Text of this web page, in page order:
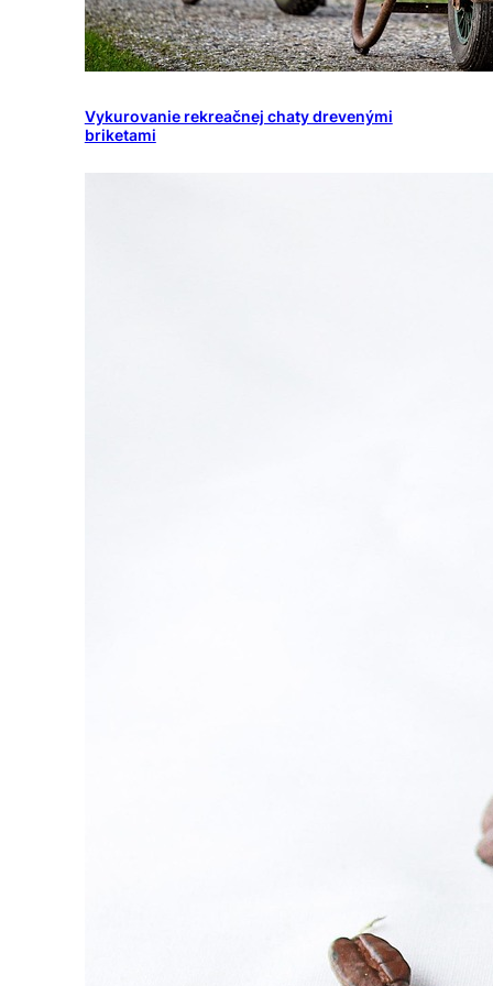
Vykurovanie rekreačnej chaty drevenými
briketami